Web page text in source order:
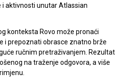
i aktivnosti unutar Atlassian
konteksta Rovo može pronaći
i prepoznati obrasce znatno brže
ručnim pretraživanjem. Rezultat
na traženje odgovora, a više